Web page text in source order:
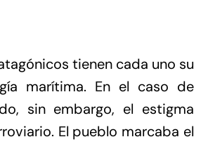
tienen cada uno su
marítima. En el caso de
sin embargo, el estigma
El pueblo marcaba el